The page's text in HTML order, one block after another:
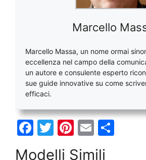
Marcello
Marcello Massa, un nome ormai
eccellenza nel campo della
un autore e consulente esperto
sue guide innovative su come
efficaci.
F
T
w
Pi
nt
E
m
Modelli Simili